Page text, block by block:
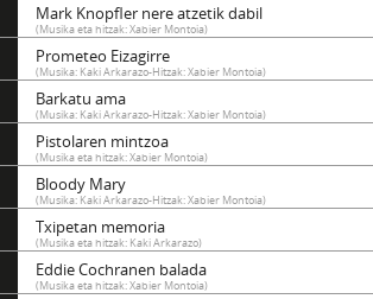
Mark Knopfler nere atzetik dabil
(Musika eta hitzak: Xabier Montoia)
Prometeo Eizagirre
(Musika: Kaki Arkarazo-Hitzak: Xabier Montoia)
Barkatu ama
(Musika: Kaki Arkarazo-Hitzak: Xabier Montoia)
Pistolaren mintzoa
(Musika eta hitzak: Xabier Montoia)
Bloody Mary
(Musika: Kaki Arkarazo-Hitzak: Xabier Montoia)
Txipetan memoria
(Musika eta hitzak: Kaki Arkarazo)
Eddie Cochranen balada
(Musika eta hitzak: Xabier Montoia)